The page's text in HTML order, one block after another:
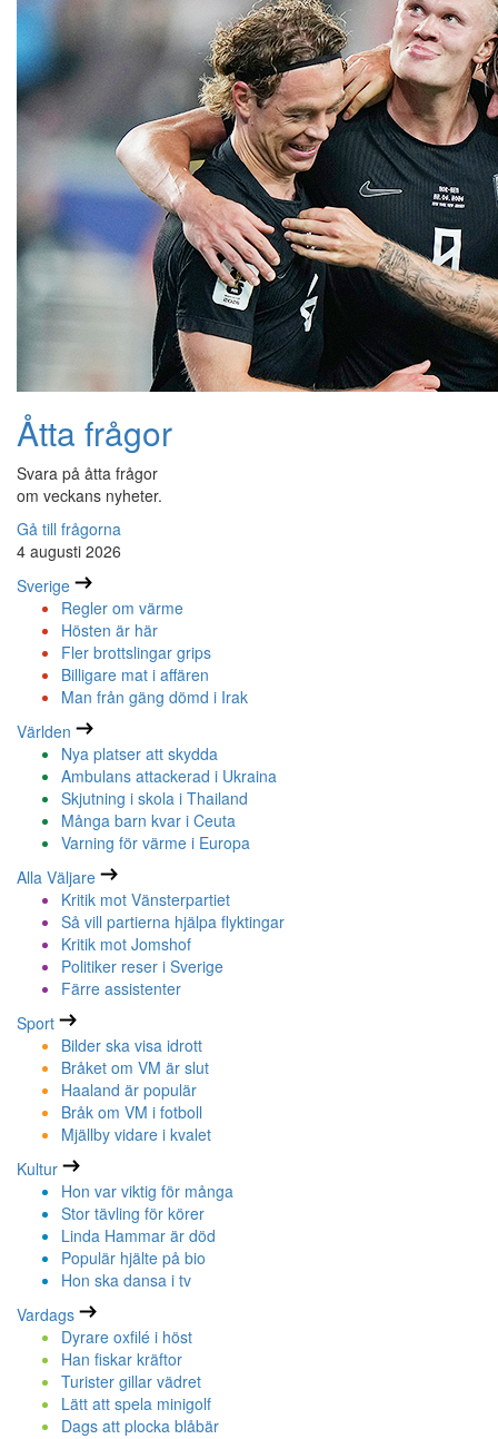
Åtta frågor
Svara på åtta frågor
om veckans nyheter.
Gå till frågorna
4 augusti 2026
Sverige
Regler om värme
Hösten är här
Fler brottslingar grips
Billigare mat i affären
Man från gäng dömd i Irak
Världen
Nya platser att skydda
Ambulans attackerad i Ukraina
Skjutning i skola i Thailand
Många barn kvar i Ceuta
Varning för värme i Europa
Alla Väljare
Kritik mot Vänsterpartiet
Så vill partierna hjälpa flyktingar
Kritik mot Jomshof
Politiker reser i Sverige
Färre assistenter
Sport
Bilder ska visa idrott
Bråket om VM är slut
Haaland är populär
Bråk om VM i fotboll
Mjällby vidare i kvalet
Kultur
Hon var viktig för många
Stor tävling för körer
Linda Hammar är död
Populär hjälte på bio
Hon ska dansa i tv
Vardags
Dyrare oxfilé i höst
Han fiskar kräftor
Turister gillar vädret
Lätt att spela minigolf
Dags att plocka blåbär